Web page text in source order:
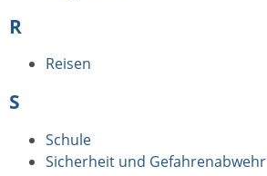
R
Reisen
S
Schule
Sicherheit und Gefahrenabwehr